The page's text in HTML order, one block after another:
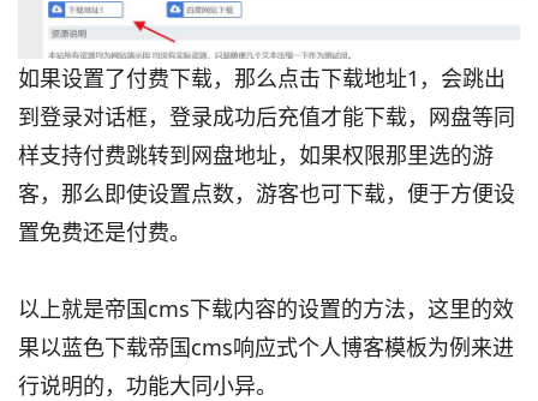
如果设置了付费下载，那么点击下载地址1，会跳出
到登录对话框，登录成功后充值才能下载，网盘等同
样支持付费跳转到网盘地址，如果权限那里选的游
客，那么即使设置点数，游客也可下载，便于方便设
置免费还是付费。
以上就是帝国cms下载内容的设置的方法，这里的效
果以蓝色下载帝国cms响应式个人博客模板为例来进
行说明的，功能大同小异。